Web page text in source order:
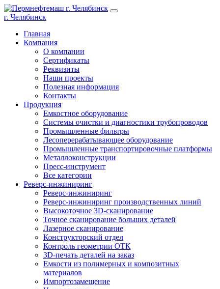
г. Челябинск
Главная
Компания
О компании
Сертификаты
Реквизиты
Наши проекты
Полезная информация
Контакты
Продукция
Емкостное оборудование
Системы очистки и диагностики трубопроводов
Промышленные фильтры
Лесоперерабатывающее оборудование
Промышленные транспортировочные платформы
Металлоконструкции
Пресс-инструмент
Все категории
Реверс-инжиниринг
Реверс-инжиниринг
Реверс-инжиниринг производственных линий
Высокоточное 3D-сканирование
Точное сканирование больших деталей
Лазерное сканирование
Конструкторский отдел
Контроль геометрии ОТК
3D-печать деталей на заказ
Емкости из полимерных и композитных
материалов
Импортозамещение